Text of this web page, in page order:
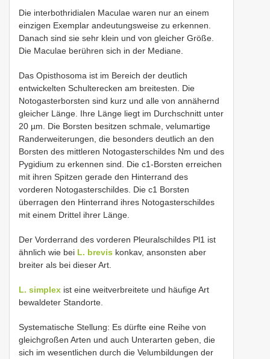
Die interbothridialen Maculae waren nur an einem
einzigen Exemplar andeutungsweise zu erkennen.
Danach sind sie sehr klein und von gleicher Größe.
Die Maculae berühren sich in der Mediane.
Das Opisthosoma ist im Bereich der deutlich
entwickelten Schulterecken am breitesten. Die
Notogasterborsten sind kurz und alle von annähernd
gleicher Länge. Ihre Länge liegt im Durchschnitt unter
20 µm. Die Borsten besitzen schmale, velumartige
Randerweiterungen, die besonders deutlich an den
Borsten des mittleren Notogasterschildes Nm und des
Pygidium zu erkennen sind. Die c1-Borsten erreichen
mit ihren Spitzen gerade den Hinterrand des
vorderen Notogasterschildes. Die c1 Borsten
überragen den Hinterrand ihres Notogasterschildes
mit einem Drittel ihrer Länge.
Der Vorderrand des vorderen Pleuralschildes Pl1 ist
ähnlich wie bei L. brevis konkav, ansonsten aber
breiter als bei dieser Art.
L. simplex ist eine weitverbreitete und häufige Art
bewaldeter Standorte.
Systematische Stellung: Es dürfte eine Reihe von
gleichgroßen Arten und auch Unterarten geben, die
sich im wesentlichen durch die Velumbildungen der